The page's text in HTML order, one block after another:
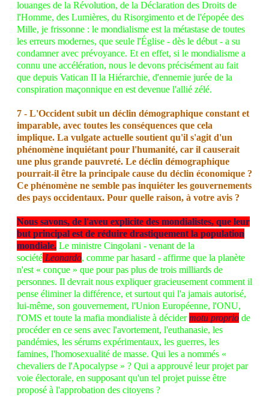
louanges de la Révolution, de la Déclaration des Droits de
l'Homme, des Lumières, du Risorgimento et de l'épopée des
Mille, je frissonne : le mondialisme est la métastase de toutes
les erreurs modernes, que seule l'Église - dès le début - a su
condamner avec prévoyance. Et en effet, si le mondialisme a
connu une accélération, nous le devons précisément au fait
que depuis Vatican II la Hiérarchie, d'ennemie jurée de la
conspiration maçonnique en est devenue l'allié zélé.
7 - L'Occident subit un déclin démographique constant et
imparable, avec toutes les conséquences que cela
implique. La vulgate actuelle soutient qu'il s'agit d'un
phénomène inquiétant pour l'humanité, car il causerait
une plus grande pauvreté. Le déclin démographique
pourrait-il être la principale cause du déclin économique ?
Ce phénomène ne semble pas inquiéter les gouvernements
des pays occidentaux. Pour quelle raison, à votre avis ?
Nous savons, de l'aveu explicite des mondialistes, que leur
but principal est de réduire drastiquement la population
mondiale. Le ministre Cingolani - venant de la
société Leonardo, comme par hasard - affirme que la planète
n'est « conçue » que pour pas plus de trois milliards de
personnes. Il devrait nous expliquer gracieusement comment il
pense éliminer la différence, et surtout qui l'a jamais autorisé,
lui-même, son gouvernement, l'Union Européenne, l'ONU,
l'OMS et toute la mafia mondialiste à décidermotu proprio de
procéder en ce sens avec l'avortement, l'euthanasie, les
pandémies, les sérums expérimentaux, les guerres, les
famines, l'homosexualité de masse. Qui les a nommés «
chevaliers de l'Apocalypse » ? Qui a approuvé leur projet par
voie électorale, en supposant qu'un tel projet puisse être
proposé à l'approbation des citoyens ?